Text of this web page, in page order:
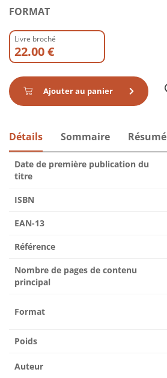
FORMAT
Livre broché
22.00 €
Ajouter au panier
Détails Sommaire Résumé
Date de première publication du
titre
ISBN
EAN-13
Référence
Nombre de pages de contenu
principal
Format
Poids
Auteur